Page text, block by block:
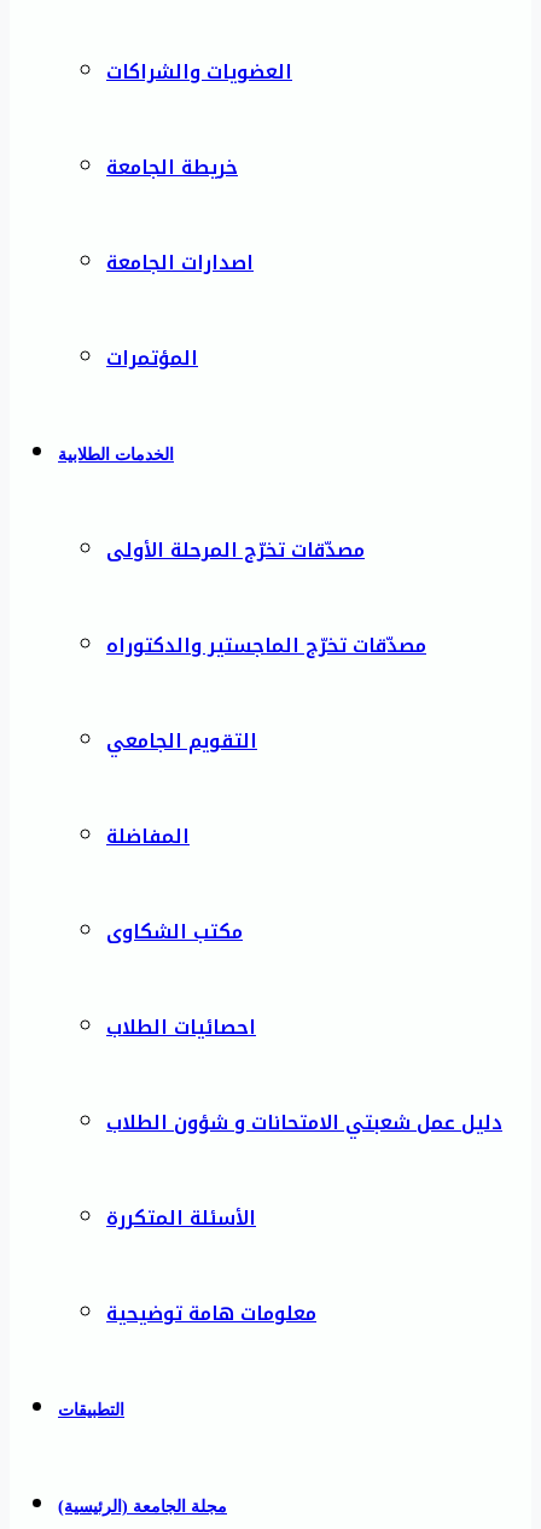
العضويات والشراكات
خريطة الجامعة
اصدارات الجامعة
المؤتمرات
الخدمات الطلابية
مصدّقات تخرّج المرحلة الأولى
مصدّقات تخرّج الماجستير والدكتوراه
التقويم الجامعي
المفاضلة
مكتب الشكاوى
احصائيات الطلاب
دليل عمل شعبتي الامتحانات و شؤون الطلاب
الأسئلة المتكررة
معلومات هامة توضيحية
التطبيقات
مجلة الجامعة (الرئيسية)